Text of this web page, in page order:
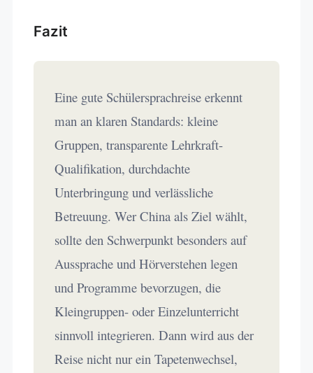
Fazit
Eine gute Schülersprachreise erkennt
man an klaren Standards: kleine
Gruppen, transparente Lehrkraft-
Qualifikation, durchdachte
Unterbringung und verlässliche
Betreuung. Wer China als Ziel wählt,
sollte den Schwerpunkt besonders auf
Aussprache und Hörverstehen legen
und Programme bevorzugen, die
Kleingruppen- oder Einzelunterricht
sinnvoll integrieren. Dann wird aus der
Reise nicht nur ein Tapetenwechsel,